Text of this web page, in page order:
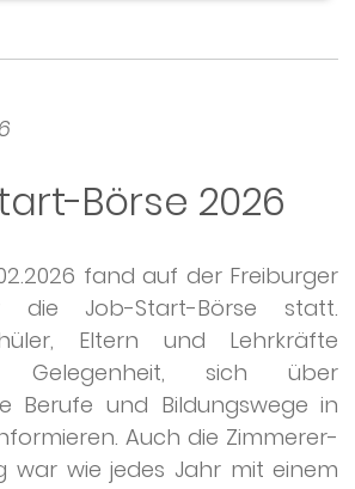
Börse 2026
fand auf der Freiburger
die Job-Start-Börse statt.
Eltern und Lehrkräfte
sich über
Berufe und Bildungswege in
Auch die Zimmerer-
war wie jedes Jahr mit einem